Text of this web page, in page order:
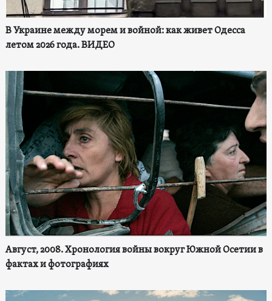
В Украине между морем и войной: как живет Одесса
летом 2026 года. ВИДЕО
Август, 2008. Хронология войны вокруг Южной Осетии в
фактах и фотографиях